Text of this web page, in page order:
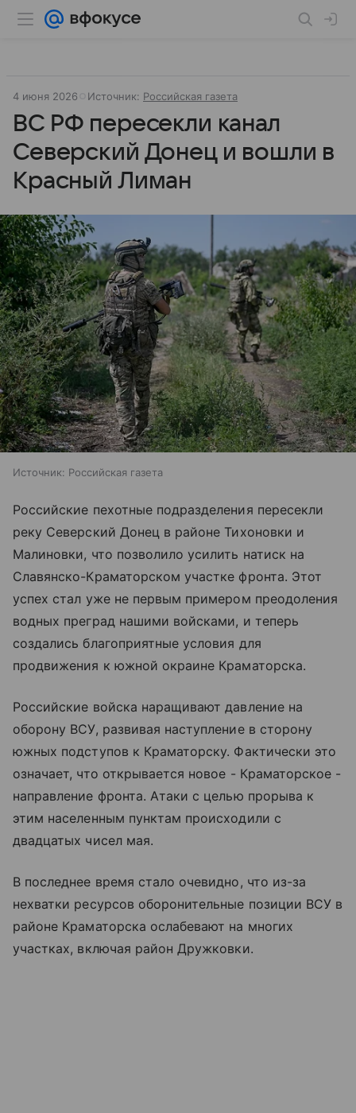
4 июня 2026 Источник: Российская газета
ВС РФ пересекли канал
Северский Донец и вошли в
Красный Лиман
Источник: Российская газета
Российские пехотные подразделения пересекли
реку Северский Донец в районе Тихоновки и
Малиновки, что позволило усилить натиск на
Славянско-Краматорском участке фронта. Этот
успех стал уже не первым примером преодоления
водных преград нашими войсками, и теперь
создались благоприятные условия для
продвижения к южной окраине Краматорска.
Российские войска наращивают давление на
оборону ВСУ, развивая наступление в сторону
южных подступов к Краматорску. Фактически это
означает, что открывается новое - Краматорское -
направление фронта. Атаки с целью прорыва к
этим населенным пунктам происходили с
двадцатых чисел мая.
В последнее время стало очевидно, что из-за
нехватки ресурсов оборонительные позиции ВСУ в
районе Краматорска ослабевают на многих
участках, включая район Дружковки.